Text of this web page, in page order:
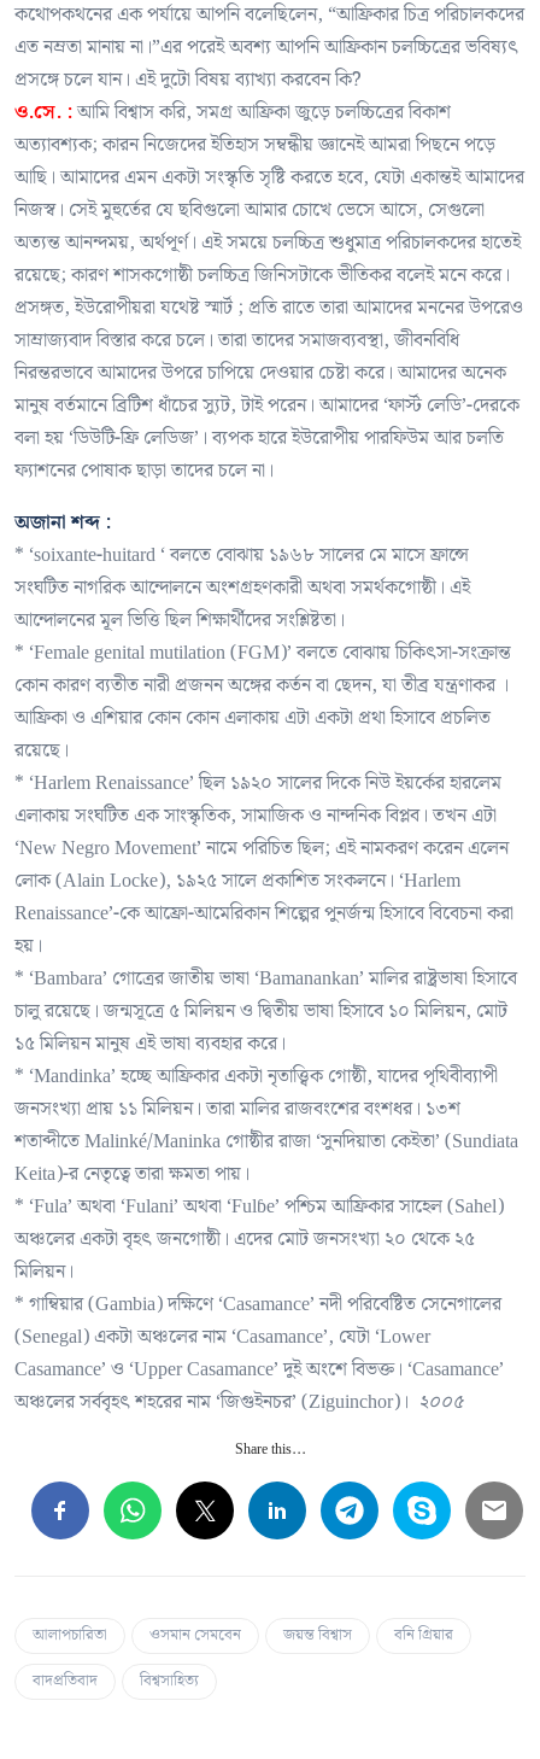
কথোপকথনের এক পর্যায়ে আপনি বলেছিলেন, “আফ্রিকার চিত্র পরিচালকদের
এত নম্রতা মানায় না।”এর পরেই অবশ্য আপনি আফ্রিকান চলচ্চিত্রের ভবিষ্যৎ
প্রসঙ্গে চলে যান। এই দুটো বিষয় ব্যাখ্যা করবেন কি?
ও.সে. :আমি বিশ্বাস করি, সমগ্র আফ্রিকা জুড়ে চলচ্চিত্রের বিকাশ
অত্যাবশ্যক; কারন নিজেদের ইতিহাস সম্বন্ধীয় জ্ঞানেই আমরা পিছনে পড়ে
আছি। আমাদের এমন একটা সংস্কৃতি সৃষ্টি করতে হবে, যেটা একান্তই আমাদের
নিজস্ব। সেই মুহুর্তের যে ছবিগুলো আমার চোখে ভেসে আসে, সেগুলো
অত্যন্ত আনন্দময়, অর্থপূর্ণ। এই সময়ে চলচ্চিত্র শুধুমাত্র পরিচালকদের হাতেই
রয়েছে; কারণ শাসকগোষ্ঠী চলচ্চিত্র জিনিসটাকে ভীতিকর বলেই মনে করে।
প্রসঙ্গত, ইউরোপীয়রা যথেষ্ট স্মার্ট ; প্রতি রাতে তারা আমাদের মননের উপরেও
সাম্রাজ্যবাদ বিস্তার করে চলে। তারা তাদের সমাজব্যবস্থা, জীবনবিধি
নিরন্তরভাবে আমাদের উপরে চাপিয়ে দেওয়ার চেষ্টা করে। আমাদের অনেক
মানুষ বর্তমানে ব্রিটিশ ধাঁচের স্যুট, টাই পরেন। আমাদের ‘ফার্স্ট লেডি’-দেরকে
বলা হয় ‘ডিউটি-ফ্রি লেডিজ’। ব্যপক হারে ইউরোপীয় পারফিউম আর চলতি
ফ্যাশনের পোষাক ছাড়া তাদের চলে না।
অজানা শব্দ :
* ‘soixante-huitard ‘ বলতে বোঝায় ১৯৬৮ সালের মে মাসে ফ্রান্সে
সংঘটিত নাগরিক আন্দোলনে অংশগ্রহণকারী অথবা সমর্থকগোষ্ঠী। এই
আন্দোলনের মূল ভিত্তি ছিল শিক্ষার্থীদের সংশ্লিষ্টতা।
* ‘Female genital mutilation (FGM)’ বলতে বোঝায় চিকিৎসা-সংক্রান্ত
কোন কারণ ব্যতীত নারী প্রজনন অঙ্গের কর্তন বা ছেদন, যা তীব্র যন্ত্রণাকর ।
আফ্রিকা ও এশিয়ার কোন কোন এলাকায় এটা একটা প্রথা হিসাবে প্রচলিত
রয়েছে।
* ‘Harlem Renaissance’ ছিল ১৯২০ সালের দিকে নিউ ইয়র্কের হারলেম
এলাকায় সংঘটিত এক সাংস্কৃতিক, সামাজিক ও নান্দনিক বিপ্লব। তখন এটা
‘New Negro Movement’ নামে পরিচিত ছিল; এই নামকরণ করেন এলেন
লোক (Alain Locke), ১৯২৫ সালে প্রকাশিত সংকলনে। ‘Harlem
Renaissance’-কে আফ্রো-আমেরিকান শিল্পের পুনর্জন্ম হিসাবে বিবেচনা করা
হয়।
* ‘Bambara’ গোত্রের জাতীয় ভাষা ‘Bamanankan’ মালির রাষ্ট্রভাষা হিসাবে
চালু রয়েছে। জন্মসূত্রে ৫ মিলিয়ন ও দ্বিতীয় ভাষা হিসাবে ১০ মিলিয়ন, মোট
১৫ মিলিয়ন মানুষ এই ভাষা ব্যবহার করে।
* ‘Mandinka’ হচ্ছে আফ্রিকার একটা নৃতাত্ত্বিক গোষ্ঠী, যাদের পৃথিবীব্যাপী
জনসংখ্যা প্রায় ১১ মিলিয়ন। তারা মালির রাজবংশের বংশধর। ১৩শ
শতাব্দীতে Malinké/Maninka গোষ্ঠীর রাজা ‘সুনদিয়াতা কেইতা’ (Sundiata
Keita)-র নেতৃত্বে তারা ক্ষমতা পায়।
* ‘Fula’ অথবা ‘Fulani’ অথবা ‘Fulɓe’ পশ্চিম আফ্রিকার সাহেল (Sahel)
অঞ্চলের একটা বৃহৎ জনগোষ্ঠী। এদের মোট জনসংখ্যা ২০ থেকে ২৫
মিলিয়ন।
* গাম্বিয়ার (Gambia) দক্ষিণে ‘Casamance’ নদী পরিবেষ্টিত সেনেগালের
(Senegal) একটা অঞ্চলের নাম ‘Casamance’, যেটা ‘Lower
Casamance’ ও ‘Upper Casamance’ দুই অংশে বিভক্ত। ‘Casamance’
অঞ্চলের সর্ববৃহৎ শহরের নাম ‘জিগুইনচর’ (Ziguinchor)। ২০০৫
Share this...
আলাপচারিতা ওসমান সেমবেন জয়ন্ত বিশ্বাস
বনি গ্রিয়ার
বাদপ্রতিবাদ
বিশ্বসাহিত্য